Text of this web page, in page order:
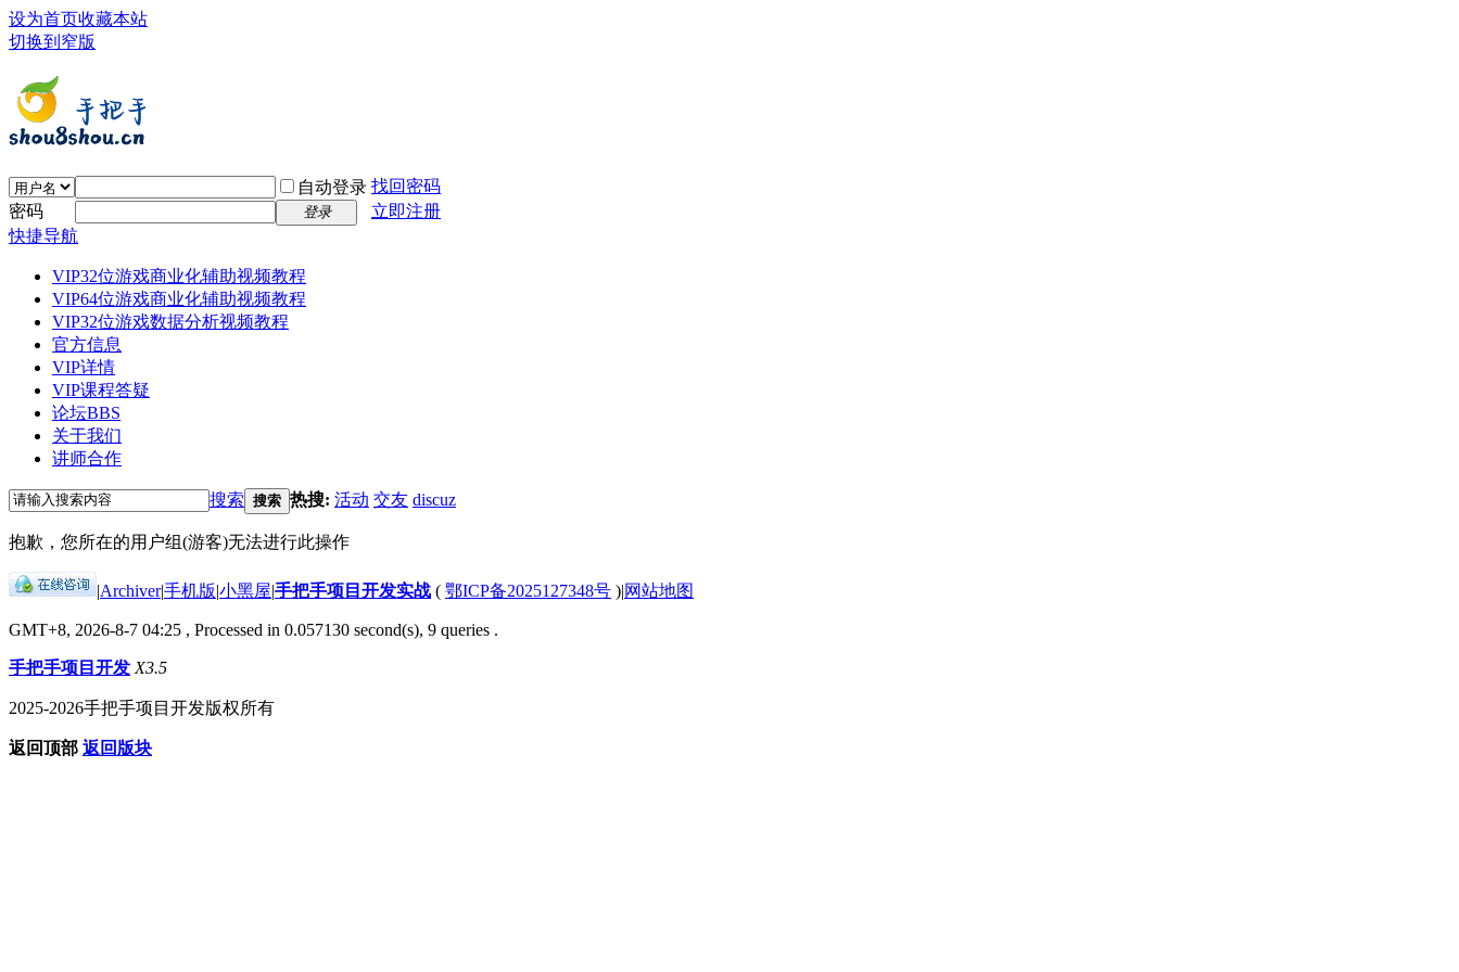
设为首页收藏本站
切换到窄版
自动登录 找回密码
密码
登录
立即注册
快捷导航
VIP32位游戏商业化辅助视频教程
VIP64位游戏商业化辅助视频教程
VIP32位游戏数据分析视频教程
官方信息
VIP详情
VIP课程答疑
论坛BBS
关于我们
讲师合作
搜索 搜索 热搜: 活动 交友 discuz
抱歉，您所在的用户组(游客)无法进行此操作
|Archiver|手机版|小黑屋|手把手项目开发实战 ( 鄂ICP备2025127348号 )|网站地图
GMT+8, 2026-8-7 04:25 , Processed in 0.057130 second(s), 9 queries .
手把手项目开发 X3.5
2025-2026手把手项目开发版权所有
返回顶部 返回版块